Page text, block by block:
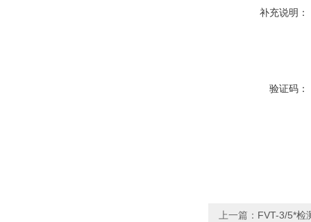
补充说明：
验证码：
上一篇： FVT-3/5*检